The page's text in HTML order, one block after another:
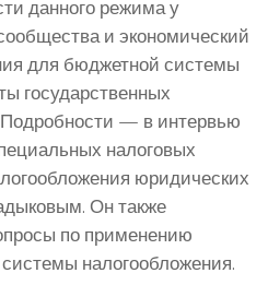
данного режима у
и экономический
для бюджетной системы
государственных
— в интервью
налоговых
юридических
Он также
по применению
налогообложения.